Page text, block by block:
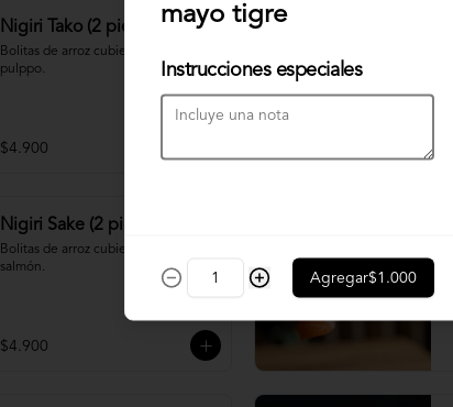
Nigiri Tako (2 piezas)
Bolitas de arroz cubiertas por
pulppo.
$4.900
Nigiri Sake (2 piezas)
Bolitas de arroz cubiertas por
salmón.
$4.900
mayo tigre
Instrucciones especiales
Agregar$1.000